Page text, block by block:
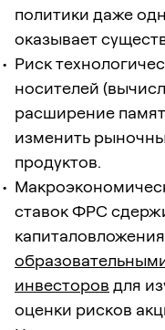
политики даже
оказывает
Риск
носителей
расширение
изменить
продуктов.
ставок ФРС
инвесторов для
оценки рисков